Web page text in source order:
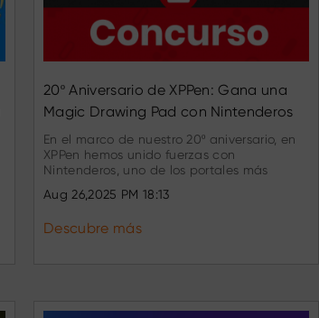
20º Aniversario de XPPen: Gana una
Magic Drawing Pad con Nintenderos
En el marco de nuestro 20º aniversario, en
XPPen hemos unido fuerzas con
Nintenderos, uno de los portales más
España, para lanzar una colaboración
Aug 26,2025 PM 18:13
Descubre más